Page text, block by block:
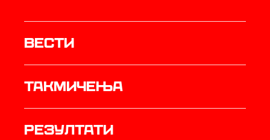
Вести
Такмичења
резултати